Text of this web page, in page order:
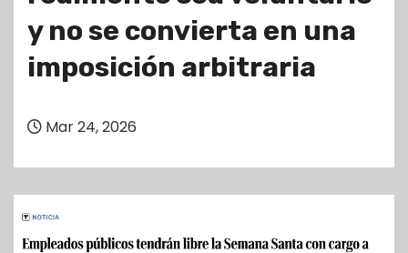
y no se convierta en una
imposición arbitraria
Mar 24, 2026